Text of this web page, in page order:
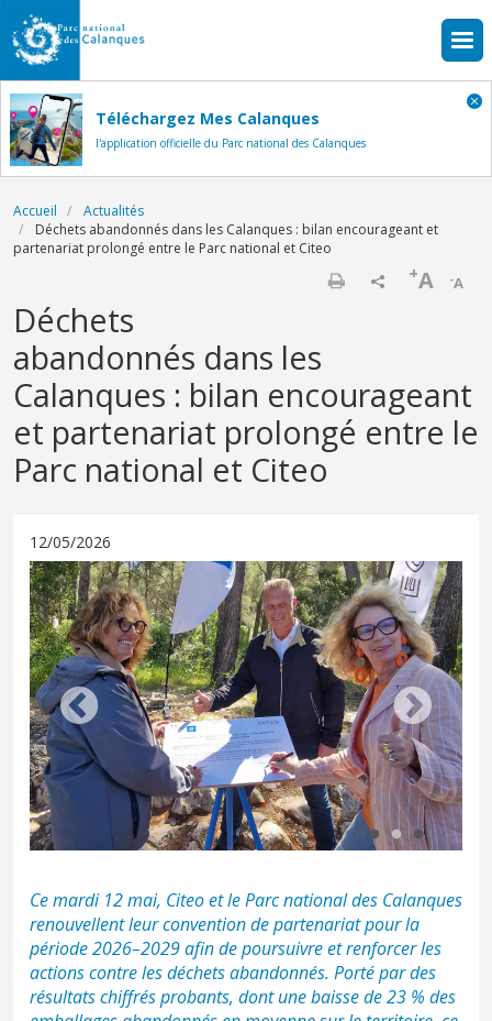
Aller au contenu principal
Téléchargez Mes Calanques
l'application officielle du Parc national des Calanques
Fil d'Ariane
Accueil
Actualités
Déchets abandonnés dans les Calanques : bilan encourageant et
partenariat prolongé entre le Parc national et Citeo
-A
+A
Déchets
abandonnés dans les
Calanques : bilan encourageant
et partenariat prolongé entre le
Parc national et Citeo
12/05/2026
Ce mardi 12 mai, Citeo et le Parc national des Calanques
renouvellent leur convention de partenariat pour la
période 2026–2029 afin de poursuivre et renforcer les
actions contre les déchets abandonnés. Porté par des
résultats chiffrés probants, dont une baisse de 23 % des